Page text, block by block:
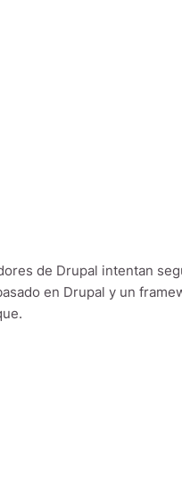
de Drupal intentan
en Drupal y un